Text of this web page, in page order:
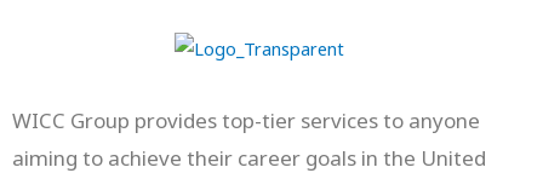
WICC Group provides top-tier services to anyone
aiming to achieve their career goals in the United